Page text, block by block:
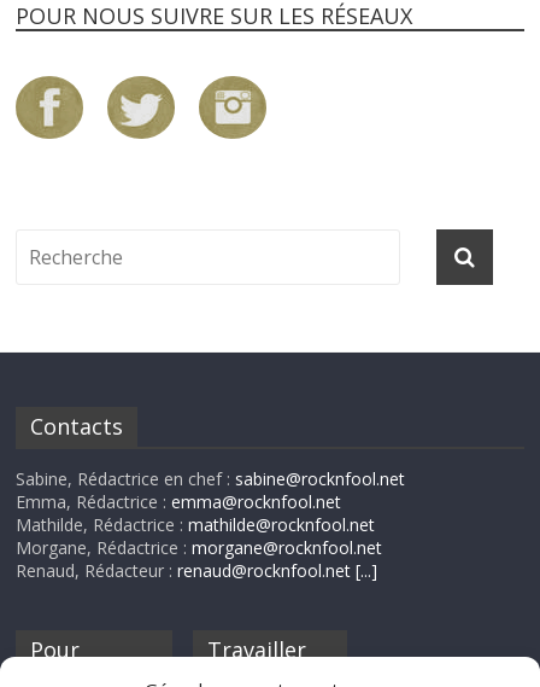
POUR NOUS SUIVRE SUR LES RÉSEAUX
Contacts
Sabine, Rédactrice en chef : sabine@rocknfool.net
Emma, Rédactrice :emma@rocknfool.net
Mathilde, Rédactrice :mathilde@rocknfool.net
Morgane, Rédactrice :morgane@rocknfool.net
Renaud, Rédacteur :renaud@rocknfool.net [...]
Pour
Travailler